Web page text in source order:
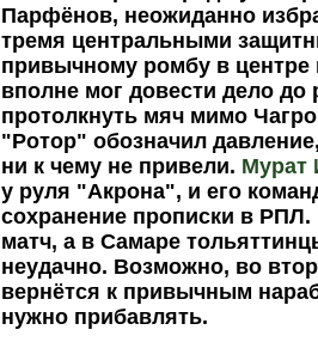
Парфёнов, неожиданно
тремя центральными
привычному ромбу в
вполне мог довести дело
протолкнуть мяч мимо
"Ротор" обозначил
ни к чему не привели. Мурат
у руля "Акрона", и его
сохранение прописки в
матч, а в Самаре
неудачно. Возможно, во
вернётся к привычным
нужно прибавлять.